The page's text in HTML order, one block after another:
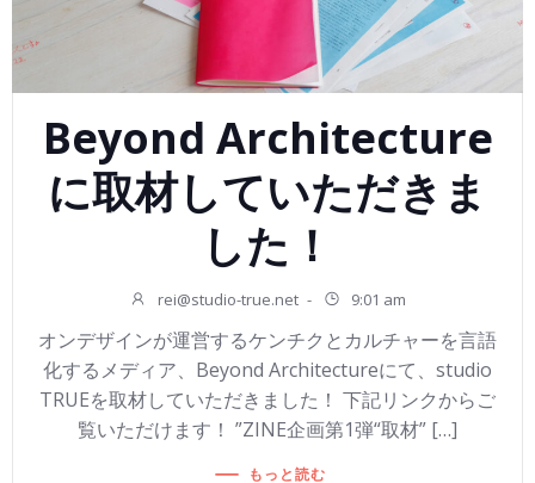
Beyond Architecture
に取材していただきま
した！
rei@studio-true.net - 9:01 am
オンデザインが運営するケンチクとカルチャーを言語
化するメディア、Beyond Architectureにて、studio
TRUEを取材していただきました！ 下記リンクからご
覧いただけます！ ”ZINE企画第1弾“取材” […]
もっと読む